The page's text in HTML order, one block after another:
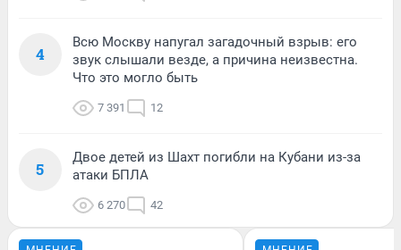
4
Всю Москву напугал загадочный взрыв: его
звук слышали везде, а причина неизвестна.
Что это могло быть
7 391 12
5
Двое детей из Шахт погибли на Кубани из-за
атаки БПЛА
6 270 42